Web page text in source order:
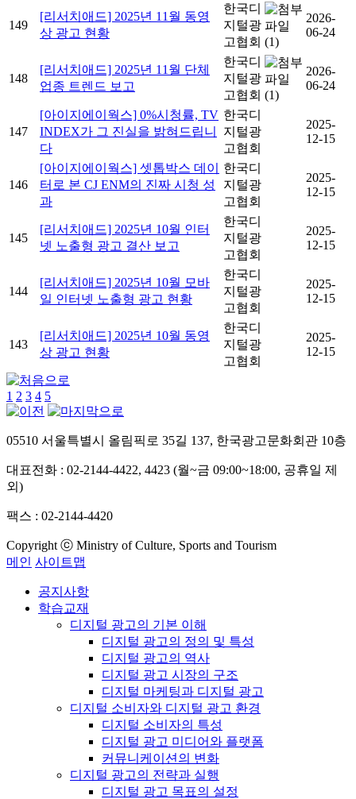
149
[리서치애드] 2025년 11월 동영
상 광고 현황
한국디
지털광
고협회 (1)
2026-
06-24
148
[리서치애드] 2025년 11월 단체
업종 트렌드 보고
한국디
지털광
고협회 (1)
2026-
06-24
147
[아이지에이웍스] 0%시청률, TV
INDEX가 그 진실을 밝혀드립니
다
한국디
지털광
고협회
2025-
12-15
146
[아이지에이웍스] 셋톱박스 데이
터로 본 CJ ENM의 진짜 시청 성
과
한국디
지털광
고협회
2025-
12-15
145
[리서치애드] 2025년 10월 인터
넷 노출형 광고 결산 보고
한국디
지털광
고협회
2025-
12-15
144
[리서치애드] 2025년 10월 모바
일 인터넷 노출형 광고 현황
한국디
지털광
고협회
2025-
12-15
143
[리서치애드] 2025년 10월 동영
상 광고 현황
한국디
지털광
고협회
2025-
12-15
1 2 3 4 5
05510 서울특별시 올림픽로 35길 137, 한국광고문화회관 10층
대표전화 : 02-2144-4422, 4423 (월~금 09:00~18:00, 공휴일 제
외)
팩스 : 02-2144-4420
Copyright ⓒ Ministry of Culture, Sports and Tourism
메인 사이트맵
공지사항
학습교재
디지털 광고의 기본 이해
디지털 광고의 정의 및 특성
디지털 광고의 역사
디지털 광고 시장의 구조
디지털 마케팅과 디지털 광고
디지털 소비자와 디지털 광고 환경
디지털 소비자의 특성
디지털 광고 미디어와 플랫폼
커뮤니케이션의 변화
디지털 광고의 전략과 실행
디지털 광고 목표의 설정